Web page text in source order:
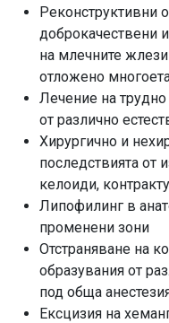
Реконструктивни
доброкачествени
на млечните
отложено
Лечение на
от различно
Хирургично и
последствията от
келоиди,
Липофилинг в
променени зони
Отстраняване на
образувания от
под обща
Ексцизия на